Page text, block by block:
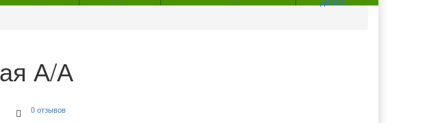
А/А
0 отзывов